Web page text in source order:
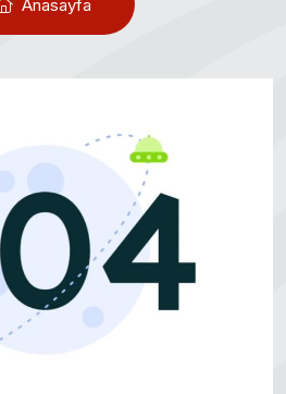
Anasayfa